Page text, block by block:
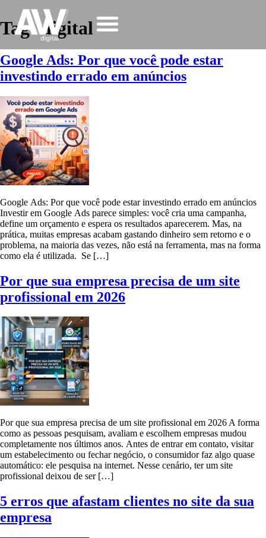
Tag:digital
Google Ads: Por que você pode estar
investindo errado em anúncios
Google Ads: Por que você pode estar investindo errado em anúncios
Investir em Google Ads parece simples: você cria uma campanha,
define um orçamento e espera os resultados aparecerem. Mas, na
prática, muitas empresas acabam gastando dinheiro sem retorno e o
problema, na maioria das vezes, não está na ferramenta, mas na forma
como ela é utilizada. Se […]
Por que sua empresa precisa de um site
profissional em 2026
Por que sua empresa precisa de um site profissional em 2026 A forma
como as pessoas pesquisam, avaliam e escolhem empresas mudou
completamente nos últimos anos. Antes de entrar em contato, visitar
um estabelecimento ou fechar negócio, o consumidor faz algo quase
automático: ele pesquisa na internet. Nesse cenário, ter um site
profissional deixou de ser […]
5 erros que afastam clientes no site da sua
empresa